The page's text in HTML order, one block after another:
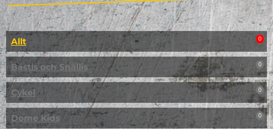
Allt 0
Bästis och Snällis 0
Cykel 0
Dome Kids 0